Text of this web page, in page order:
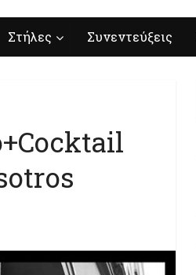
Στήλες Συνεντεύξεις